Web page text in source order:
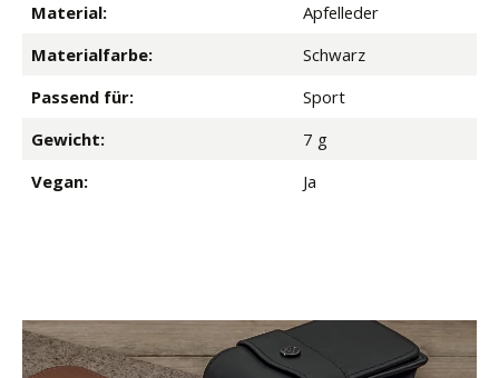
Material:
Apfelleder
Materialfarbe:
Schwarz
Passend für:
Sport
Gewicht:
7 g
Vegan:
Ja